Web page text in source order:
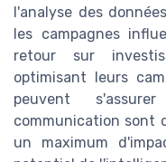
l'analyse des
les campagnes
retour sur
optimisant leurs
peuvent
communication sont
un maximum